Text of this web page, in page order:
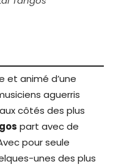
et animé d’une
aguerris
côtés des plus
part avec de
pour seule
unes des plus